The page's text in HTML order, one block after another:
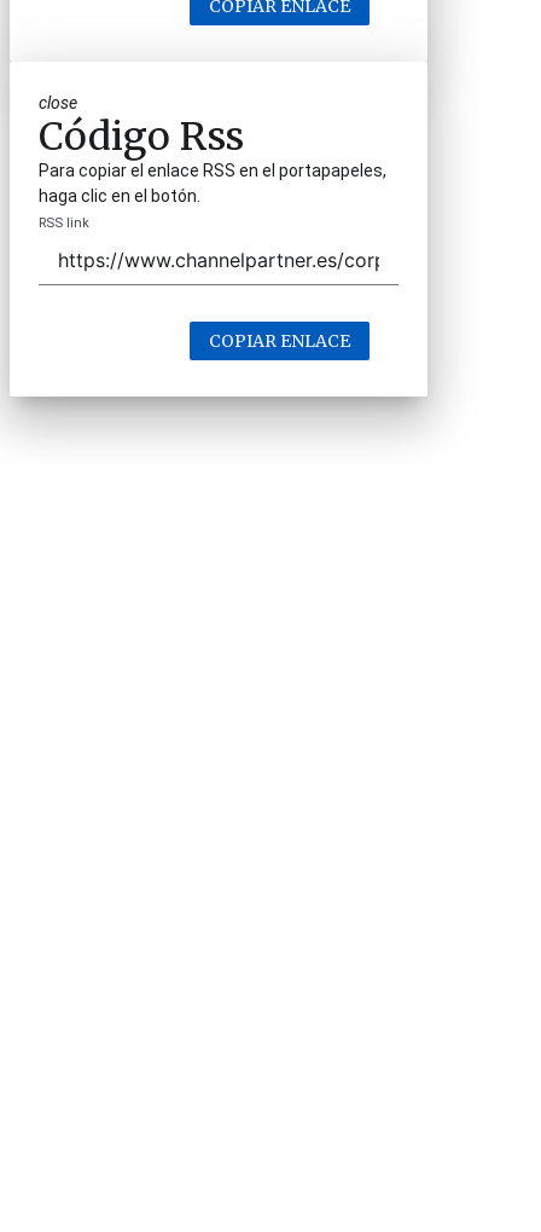
COPIAR ENLACE
close
Código Rss
Para copiar el enlace RSS en el portapapeles,
haga clic en el botón.
RSS link
COPIAR ENLACE